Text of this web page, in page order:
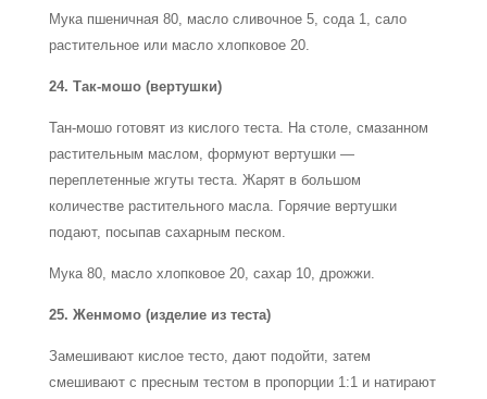
Мука пшеничная 80, масло сливочное 5, сода 1, сало
растительное или масло хлопковое 20.
24. Так-мошо (вертушки)
Тан-мошо готовят из кислого теста. На столе, смазанном
растительным маслом, формуют вертушки —
переплетенные жгуты теста. Жарят в большом
количестве растительного масла. Горячие вертушки
подают, посыпав сахарным песком.
Мука 80, масло хлопковое 20, сахар 10, дрожжи.
25. Женмомо (изделие из теста)
Замешивают кислое тесто, дают подойти, затем
смешивают с пресным тестом в пропорции 1:1 и натирают